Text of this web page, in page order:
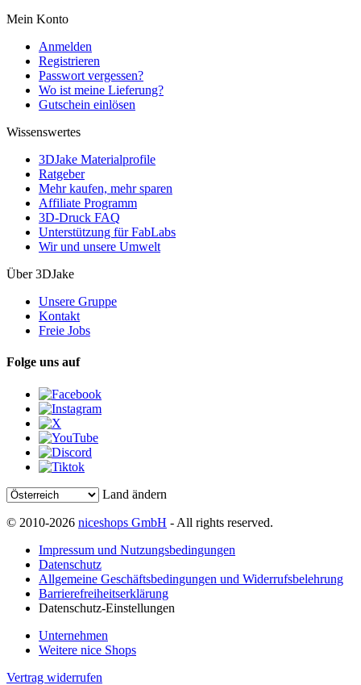
Mein Konto
Anmelden
Registrieren
Passwort vergessen?
Wo ist meine Lieferung?
Gutschein einlösen
Wissenswertes
3DJake Materialprofile
Ratgeber
Mehr kaufen, mehr sparen
Affiliate Programm
3D-Druck FAQ
Unterstützung für FabLabs
Wir und unsere Umwelt
Über 3DJake
Unsere Gruppe
Kontakt
Freie Jobs
Folge uns auf
Land ändern
© 2010-2026 niceshops GmbH - All rights reserved.
Impressum und Nutzungsbedingungen
Datenschutz
Allgemeine Geschäftsbedingungen und Widerrufsbelehrung
Barrierefreiheitserklärung
Datenschutz-Einstellungen
Unternehmen
Weitere nice Shops
Vertrag widerrufen